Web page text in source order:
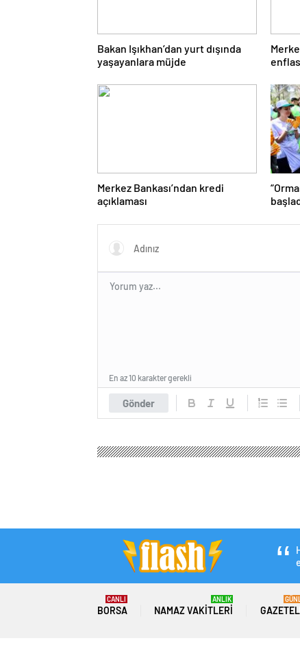
Bakan Işıkhan’dan yurt dışında
yaşayanlara müjde
Merkez Bankası’ndan kredi
açıklaması
Gönder
En az 10 karakter gerekli
BORSA
CANLI
NAMAZ VAKITLERI
ANLIK